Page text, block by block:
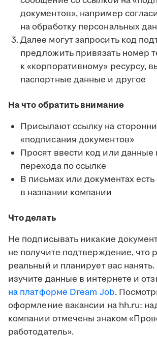
документов», например
на обработку персональных
Далее могут запросить код
предложить привязать номер
к «корпоративному» ресурсу,
паспортные данные и другое
На что обратить внимание
Присылают ссылку на
«подписания документов»
Просят ввести код или данные
перехода по ссылке
В письмах или документах
в названии компании
Что делать
Не подписывать никакие
не получите подтверждение, что
реальный и планирует вас
изучите данные в интернете и
на платформе Dream Job.
оформление вакансии на hh.ru:
компании отмечены знаком
работодатель».